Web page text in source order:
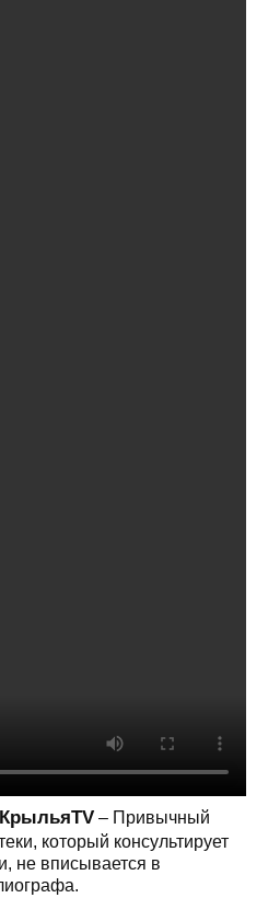
– Привычный
который консультирует
не вписывается в